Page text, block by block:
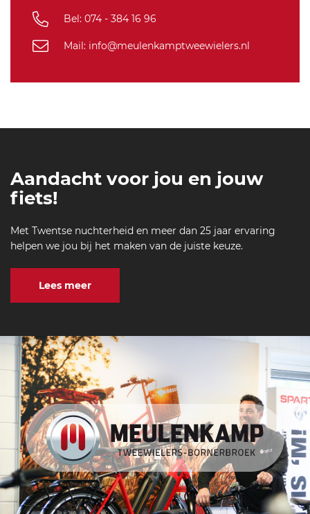
Bel: 074 - 384 16 96
Mail: info@meulenkamptweewielers.nl
Aandacht voor jou en jouw
fiets!
Met Twentse nuchterheid en meer dan 25 jaar ervaring
helpen we jou bij het maken van de juiste keuze.
Lees meer